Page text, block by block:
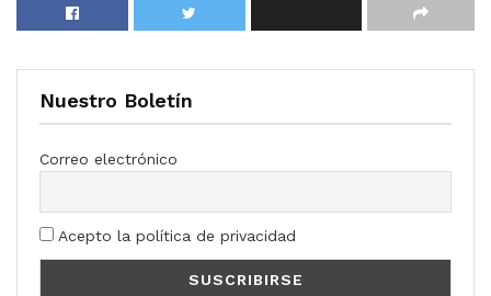
Nuestro Boletín
Correo electrónico
Acepto la política de privacidad